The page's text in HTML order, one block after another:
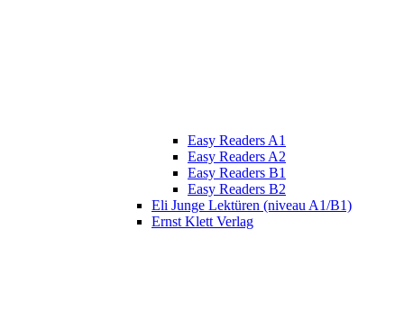
Easy Readers A1
Easy Readers A2
Easy Readers B1
Easy Readers B2
Eli Junge Lektüren (niveau A1/B1)
Ernst Klett Verlag